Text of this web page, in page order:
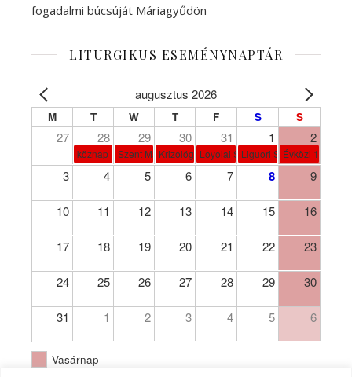
fogadalmi búcsúját Máriagyűdön
LITURGIKUS ESEMÉNYNAPTÁR
augusztus 2026
M T W T F S S
27 28 29 30 31 1 2
köznap Szent Márta, Mária és Lázár
Krizológ Szent Péter
Loyolai Szent IgnácLiguori Szent Alfonz pk-et.
Évközi 18.
3 4 5 6 7 8 9
10 11 12 13 14 15 16
17 18 19 20 21 22 23
24 25 26 27 28 29 30
31 1 2 3 4 5 6
Vasárnap